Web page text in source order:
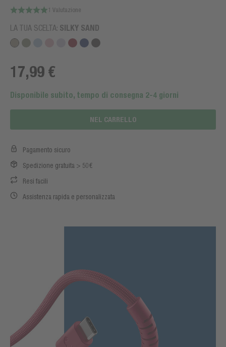
1 Valutazione
LA TUA SCELTA: SILKY SAND
17,99 €
Disponibile subito, tempo di consegna 2-4 giorni
NEL CARRELLO
Pagamento sicuro
Spedizione gratuita > 50€
Resi facili
Assistenza rapida e personalizzata